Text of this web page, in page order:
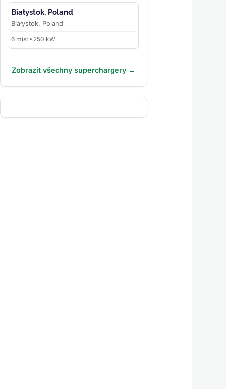
Białystok, Poland
Białystok, Poland
6 míst • 250 kW
Zobrazit všechny superchargery →